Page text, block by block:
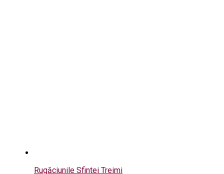
Rugăciunile Sfintei Treimi